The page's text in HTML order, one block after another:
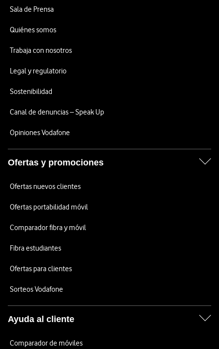
Sala de Prensa
Quiénes somos
Trabaja con nosotros
Legal y regulatorio
Sostenibilidad
Canal de denuncias – Speak Up
Opiniones Vodafone
Ofertas y promociones
Ofertas nuevos clientes
Ofertas portabilidad móvil
Comparador fibra y móvil
Fibra estudiantes
Ofertas para clientes
Sorteos Vodafone
Ayuda al cliente
Comparador de móviles